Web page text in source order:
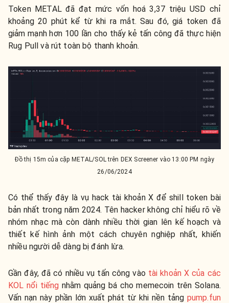
Token METAL đã đạt mức vốn hoá 3,37 triệu USD chỉ
khoảng 20 phút kể từ khi ra mắt. Sau đó, giá token đã
giảm mạnh hơn 100 lần cho thấy kẻ tấn công đã thực hiện
Rug Pull và rút toàn bộ thanh khoản.
Đồ thị 15m của cặp METAL/SOL trên DEX Screener vào 13:00 PM ngày
26/06/2024
Có thể thấy đây là vụ hack tài khoản X để shill token bài
bản nhất trong năm 2024. Tên hacker không chỉ hiểu rõ về
nhóm nhạc mà còn dành nhiều thời gian lên kế hoạch và
thiết kế hình ảnh một cách chuyên nghiệp nhất, khiến
nhiều người dễ dàng bị đánh lừa.
Gần đây, đã có nhiều vụ tấn công vào tài khoản X của các
KOL nổi tiếng nhằm quảng bá cho memecoin trên Solana.
Vấn nạn này phần lớn xuất phát từ khi nền tảng pump.fun